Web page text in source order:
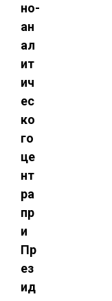
но-
ан
ал
ит
ич
ес
ко
го
це
нт
ра
пр
и
Пр
ез
ид